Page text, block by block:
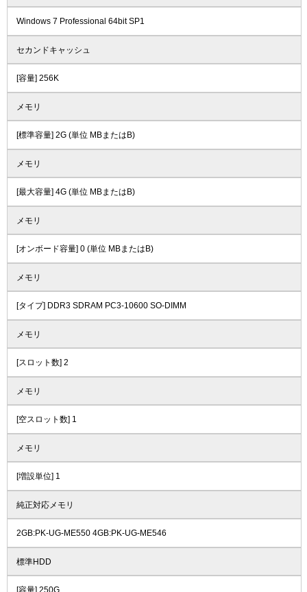
Windows 7 Professional 64bit SP1
セカンドキャッシュ
[容量] 256K
メモリ
[標準容量] 2G (単位 MBまたはB)
メモリ
[最大容量] 4G (単位 MBまたはB)
メモリ
[オンボード容量] 0 (単位 MBまたはB)
メモリ
[タイプ] DDR3 SDRAM PC3-10600 SO-DIMM
メモリ
[スロット数] 2
メモリ
[空スロット数] 1
メモリ
[増設単位] 1
純正対応メモリ
2GB:PK-UG-ME550 4GB:PK-UG-ME546
標準HDD
[容量] 250G